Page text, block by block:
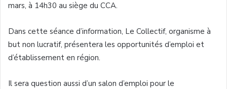
mars, à 14h30 au siège du CCA.
Dans cette séance d’information, Le Collectif, organisme à
but non lucratif, présentera les opportunités d’emploi et
d’établissement en région.
Il sera question aussi d’un salon d’emploi pour le